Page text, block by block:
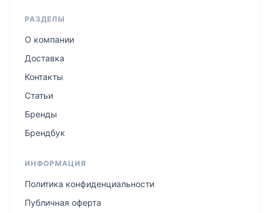
РАЗДЕЛЫ
О компании
Доставка
Контакты
Статьи
Бренды
Брендбук
ИНФОРМАЦИЯ
Политика конфиденциальности
Публичная оферта